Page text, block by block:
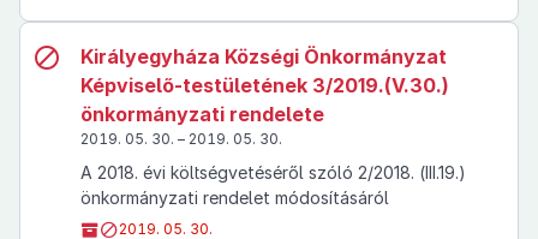
Királyegyháza Községi Önkormányzat
Képviselő-testületének 3/2019.(V.30.)
önkormányzati rendelete
2019. 05. 30. – 2019. 05. 30.
A 2018. évi költségvetéséről szóló 2/2018. (III.19.)
önkormányzati rendelet módosításáról
2019. 05. 30.